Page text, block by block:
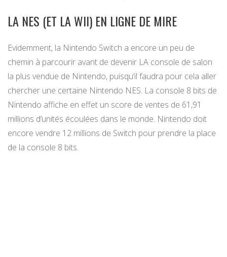
LA NES (ET LA WII) EN LIGNE DE MIRE
Evidemment, la Nintendo Switch a encore un peu de
chemin à parcourir avant de devenir LA console de salon
la plus vendue de Nintendo, puisqu’il faudra pour cela aller
chercher une certaine Nintendo NES. La console 8 bits de
Nintendo affiche en effet un score de ventes de 61,91
millions d’unités écoulées dans le monde. Nintendo doit
encore vendre 12 millions de Switch pour prendre la place
de la console 8 bits.